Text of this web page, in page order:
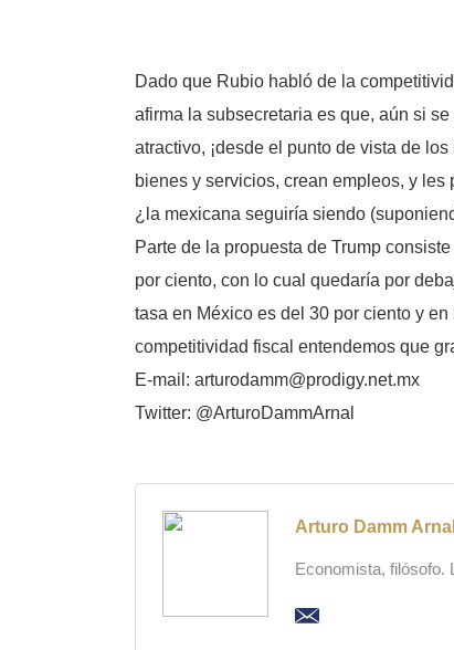
Dado que Rubio habló de la
afirma la subsecretaria es que, aún si
atractivo, ¡desde el punto de vista de
bienes y servicios, crean empleos, y
¿la mexicana seguiría siendo
Parte de la propuesta de Trump
por ciento, con lo cual quedaría por
tasa en México es del 30 por ciento y
competitividad fiscal entendemos que
E-mail: arturodamm@prodigy.net.mx
Twitter: @ArturoDammArnal
Arturo Damm Arnal
Economista, filósofo.